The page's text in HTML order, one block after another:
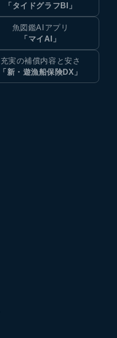
「タイドグラフBI」
魚図鑑AIアプリ
「マイAI」
充実の補償内容と安さ
「新・遊漁船保険DX」